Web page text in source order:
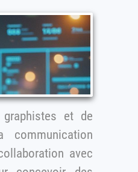
communication